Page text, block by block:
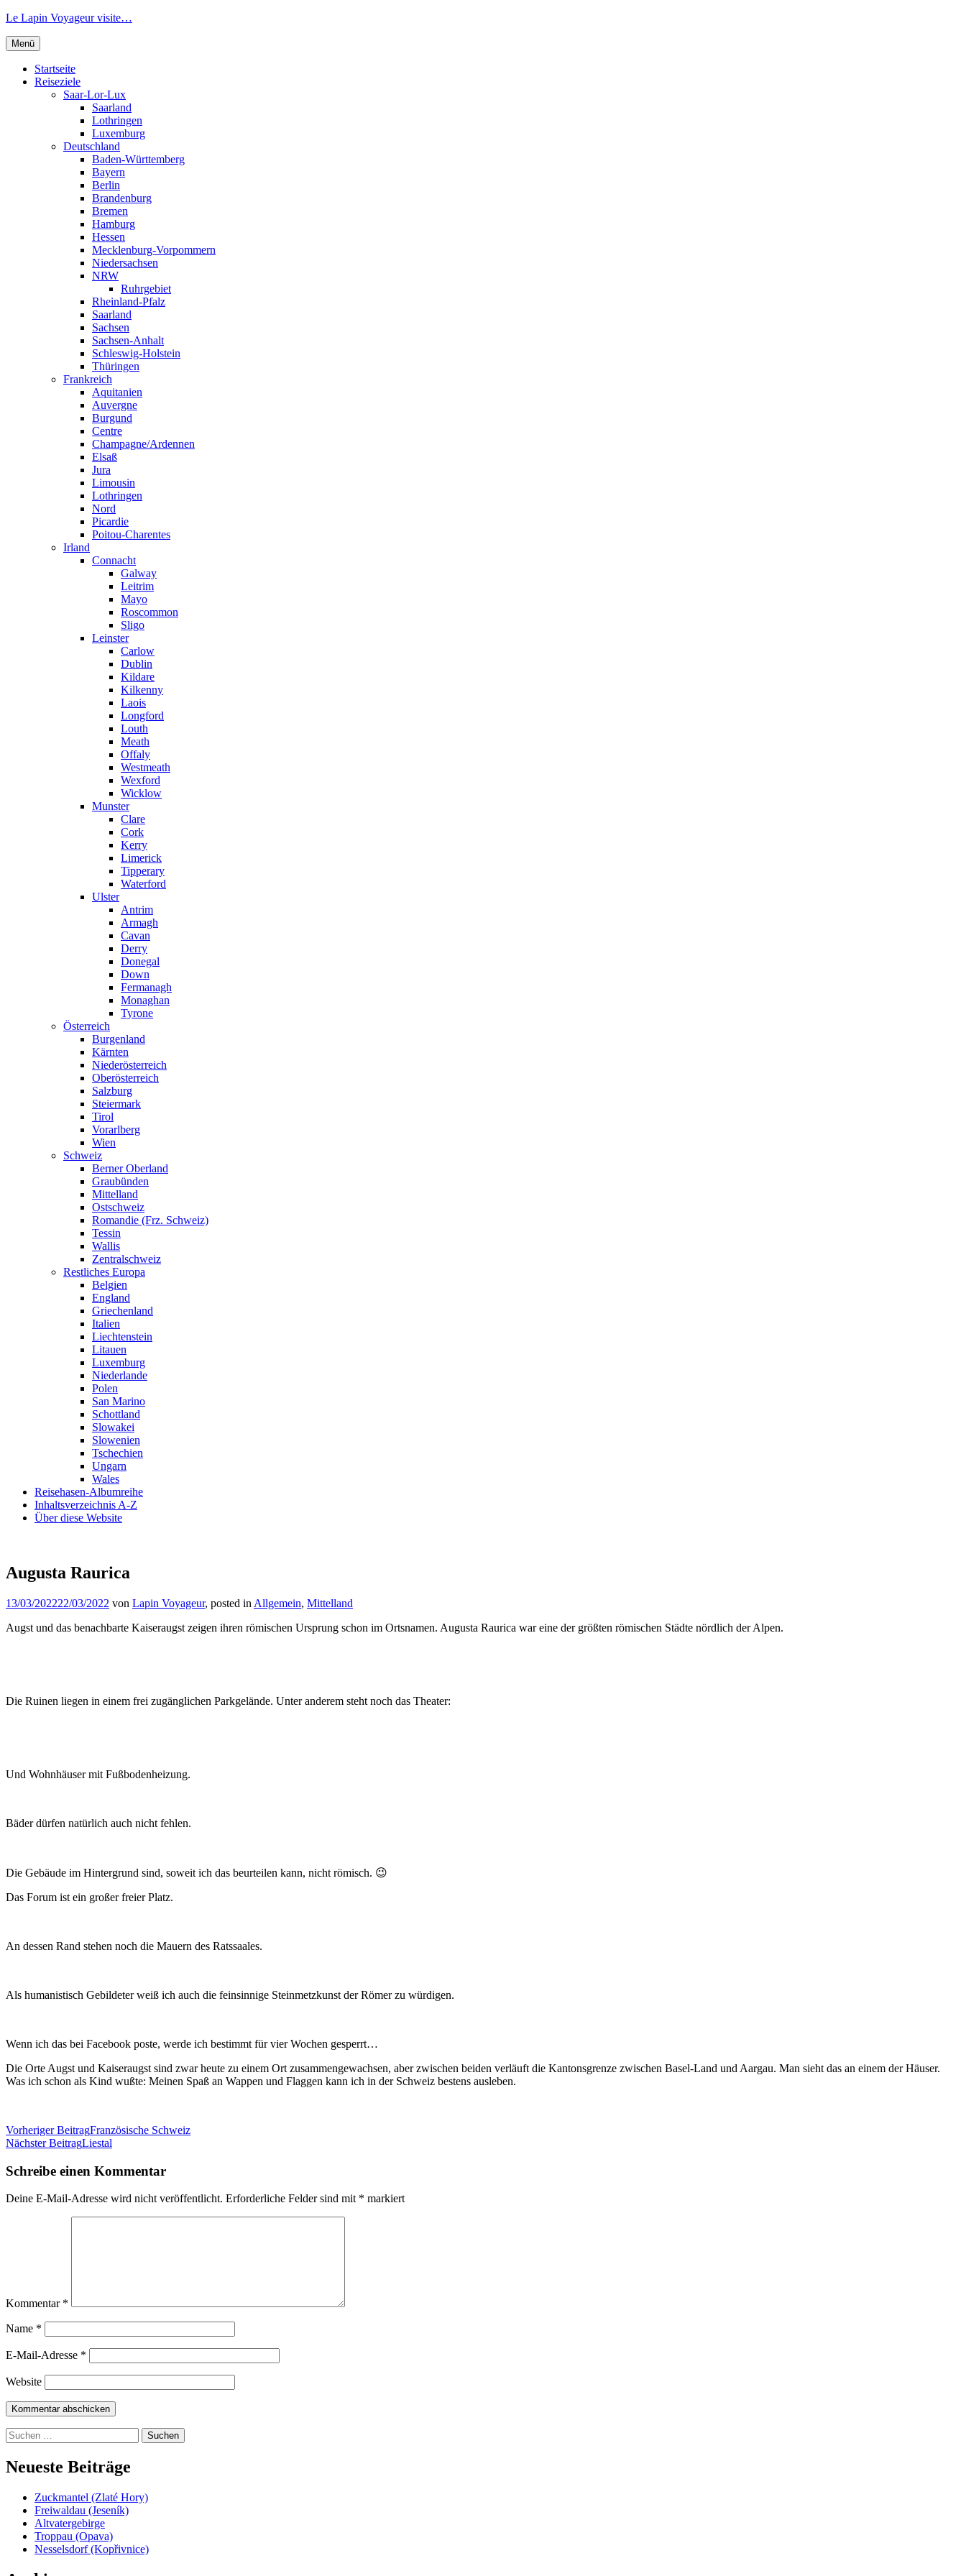
Zum
springen
Le Lapin Voyageur visite…
Menü
Startseite
Reiseziele
Saar-Lor-Lux
Saarland
Lothringen
Luxemburg
Deutschland
Baden-Württemberg
Bayern
Berlin
Brandenburg
Bremen
Hamburg
Hessen
Mecklenburg-Vorpommern
Niedersachsen
NRW
Ruhrgebiet
Rheinland-Pfalz
Saarland
Sachsen
Sachsen-Anhalt
Schleswig-Holstein
Thüringen
Frankreich
Aquitanien
Auvergne
Burgund
Centre
Champagne/Ardennen
Elsaß
Jura
Limousin
Lothringen
Nord
Picardie
Poitou-Charentes
Irland
Connacht
Galway
Leitrim
Mayo
Roscommon
Sligo
Leinster
Carlow
Dublin
Kildare
Kilkenny
Laois
Longford
Louth
Meath
Offaly
Westmeath
Wexford
Wicklow
Munster
Clare
Cork
Kerry
Limerick
Tipperary
Waterford
Ulster
Antrim
Armagh
Cavan
Derry
Donegal
Down
Fermanagh
Monaghan
Tyrone
Österreich
Burgenland
Kärnten
Niederösterreich
Oberösterreich
Salzburg
Steiermark
Tirol
Vorarlberg
Wien
Schweiz
Berner Oberland
Graubünden
Mittelland
Ostschweiz
Romandie (Frz. Schweiz)
Tessin
Wallis
Zentralschweiz
Restliches Europa
Belgien
England
Griechenland
Italien
Liechtenstein
Litauen
Luxemburg
Niederlande
Polen
San Marino
Schottland
Slowakei
Slowenien
Tschechien
Ungarn
Wales
Reisehasen-Albumreihe
Inhaltsverzeichnis A-Z
Über diese Website
Augusta Raurica
13/03/202222/03/2022 von Lapin Voyageur, posted in Allgemein, Mittelland
Augst und das benachbarte Kaiseraugst zeigen ihren römischen Ursprung schon im Ortsnamen. Augusta Raurica war eine der größten römischen Städte nördlich der Alpen.
Die Ruinen liegen in einem frei zugänglichen Parkgelände. Unter anderem steht noch das Theater:
Und Wohnhäuser mit Fußbodenheizung.
Bäder dürfen natürlich auch nicht fehlen.
Die Gebäude im Hintergrund sind, soweit ich das beurteilen kann, nicht römisch. 😉
Das Forum ist ein großer freier Platz.
An dessen Rand stehen noch die Mauern des Ratssaales.
Als humanistisch Gebildeter weiß ich auch die feinsinnige Steinmetzkunst der Römer zu würdigen.
Wenn ich das bei Facebook poste, werde ich bestimmt für vier Wochen gesperrt…
Die Orte Augst und Kaiseraugst sind zwar heute zu einem Ort zusammengewachsen, aber zwischen beiden verläuft die Kantonsgrenze zwischen Basel-Land und Aargau. Man sieht das an einem der Häuser.
Was ich schon als Kind wußte: Meinen Spaß an Wappen und Flaggen kann ich in der Schweiz bestens ausleben.
Beitragsnavigation
Vorheriger BeitragFranzösische Schweiz
Nächster BeitragLiestal
Schreibe einen Kommentar
Deine E-Mail-Adresse wird nicht veröffentlicht. Erforderliche Felder sind mit * markiert
Kommentar *
Name *
E-Mail-Adresse *
Website
Suchen
nach:
Neueste Beiträge
Zuckmantel (Zlaté Hory)
Freiwaldau (Jeseník)
Altvatergebirge
Troppau (Opava)
Nesselsdorf (Kopřivnice)